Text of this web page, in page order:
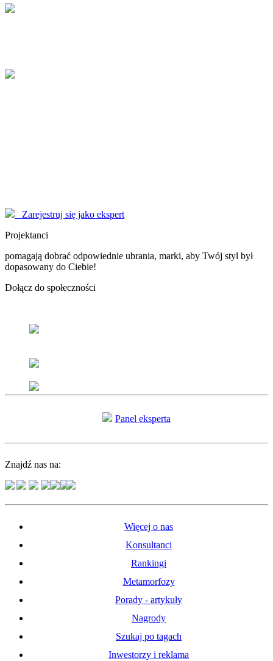
Zarejestruj się jako ekspert
Projektanci
pomagają dobrać odpowiednie ubrania, marki, aby Twój styl był
dopasowany do Ciebie!
Dołącz do społeczności
Panel eksperta
Znajdź nas na:
Więcej o nas
Konsultanci
Rankingi
Metamorfozy
Porady - artykuły
Nagrody
Szukaj po tagach
Inwestorzy i reklama